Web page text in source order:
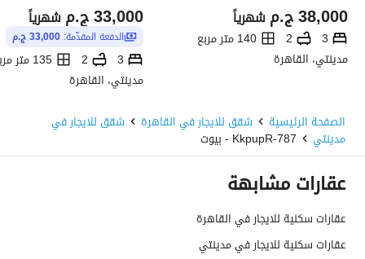
ج.م38,000 شهرياً
3
2
140 متر مربع
مدينتي، القاهرة
ج.م33,000 شهرياً
الدفعة المقدّمة: 33,000 ج.م
3
2
135 متر مربع
مدينتي، القاهرة
الصفحة الرئيسية
شقق للايجار في القاهرة شقق للايجار في
مدينتي 787-KkpupR - بيوت
عقارات مشابهة
عقارات سكنية للايجار في القاهرة
عقارات سكنية للايجار في مدينتي